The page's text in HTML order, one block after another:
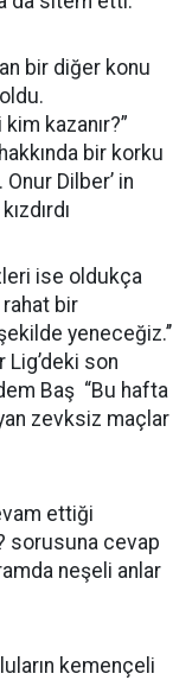
bir diğer konu
kazanır?”
bir korku
Dilber’ in
ise oldukça
rahat bir
yeneceğiz.’’
Lig’deki son
Baş “Bu hafta
zevksiz maçlar
ettiği
sorusuna cevap
neşeli anlar
kemençeli